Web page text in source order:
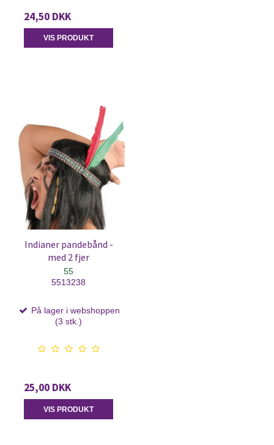
24,50 DKK
VIS PRODUKT
Indianer pandebånd -
med 2 fjer
55
5513238
På lager i webshoppen
(3 stk.)
25,00 DKK
VIS PRODUKT